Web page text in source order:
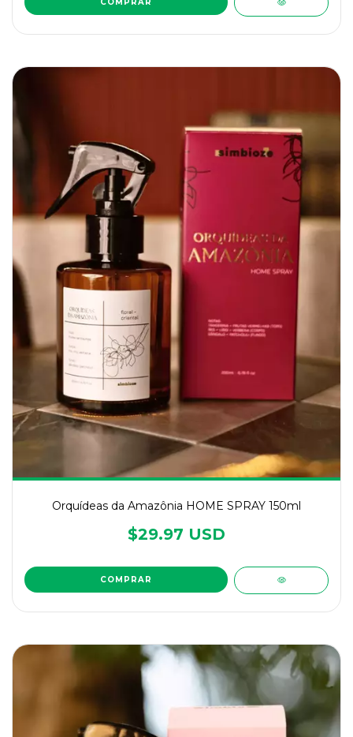
Orquídeas da Amazônia HOME SPRAY 150ml
$29.97 USD